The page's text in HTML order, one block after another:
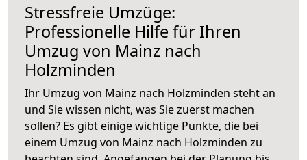
Stressfreie Umzüge:
Professionelle Hilfe für Ihren
Umzug von Mainz nach
Holzminden
Ihr Umzug von Mainz nach Holzminden steht an
und Sie wissen nicht, was Sie zuerst machen
sollen? Es gibt einige wichtige Punkte, die bei
einem Umzug von Mainz nach Holzminden zu